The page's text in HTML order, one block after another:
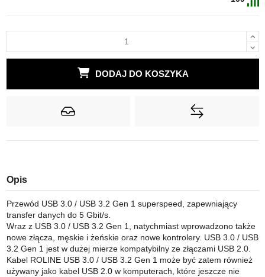
DODAJ DO KOSZYKA
Opis
Przewód USB 3.0 / USB 3.2 Gen 1 superspeed, zapewniający
transfer danych do 5 Gbit/s.
Wraz z USB 3.0 / USB 3.2 Gen 1, natychmiast wprowadzono także
nowe złącza, męskie i żeńskie oraz nowe kontrolery. USB 3.0 / USB
3.2 Gen 1 jest w dużej mierze kompatybilny ze złączami USB 2.0.
Kabel ROLINE USB 3.0 / USB 3.2 Gen 1 może być zatem również
używany jako kabel USB 2.0 w komputerach, które jeszcze nie